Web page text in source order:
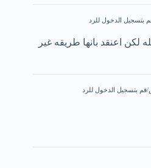
بتسجيل الدخول للرد
لكن اعنقد بانها طريقه غير
قم بتسجيل الدخول للرد